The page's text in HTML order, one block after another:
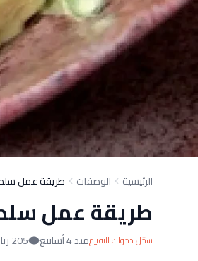
الرئيسية الوصفات طريقة عمل
طريقة عمل
سجّل دخولك للتقييممنذ 4 أسابيع 205 زيارات